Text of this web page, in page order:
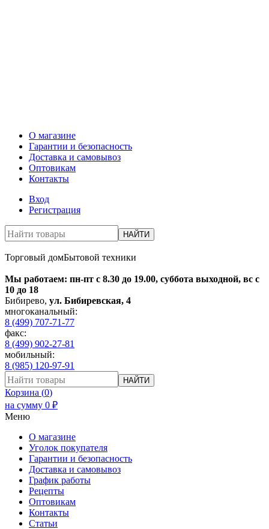
О магазине
Гарантии и безопасность
Доставка и самовывоз
Оптовикам
Контакты
Вход
Регистрация
НАЙТИ
Торговый домБытовой техники
Мы работаем: пн-пт с 8.30 до 19.00, суббота выходной, вс с
10 до 18
Бибирево, ул. Бибиревская, 4
многоканальный:
8 (499) 707-71-77
факс:
8 (499) 902-27-81
мобильный:
8 (985) 120-97-91
НАЙТИ
Корзина (0)
на сумму 0 ₽
Меню
О магазине
Уголок покупателя
Гарантии и безопасность
Доставка и самовывоз
График работы
Рецепты
Оптовикам
Контакты
Статьи